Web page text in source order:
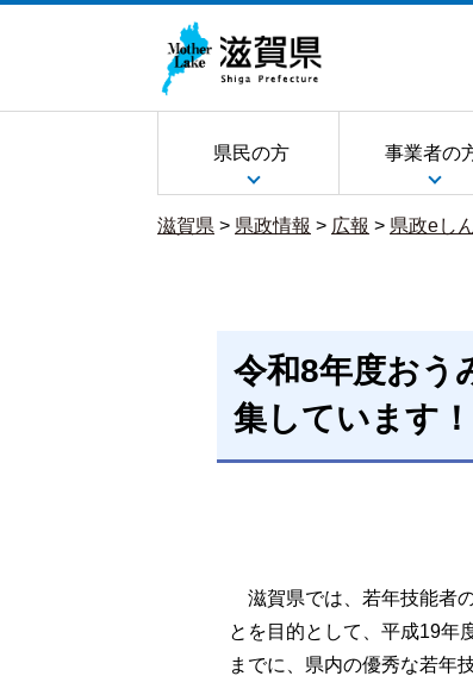
県民の方 事業者の
滋賀県 > 県政情報 > 広報 > 県政eし
令和8年度おう
集しています！
滋賀県では、若年技能者
とを目的として、平成19年
までに、県内の優秀な若年